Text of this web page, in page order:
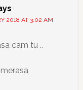
2018 AT 3:02 AM
cam tu ..